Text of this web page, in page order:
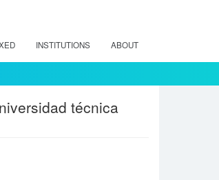
INSTITUTIONS ABOUT
técnica